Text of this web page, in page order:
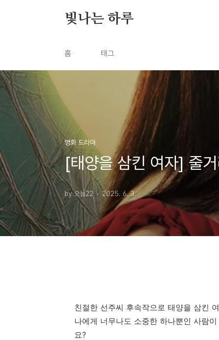
빛나는 하루
홈 태그
영화 드라마
[태양을 삼킨 여자] 줄
by 오늘22 2025. 6. 3.
친절한 선주씨 후속작으로 태양을 삼킨
나에게 너무나도 소중한 하나뿐인 사람
요?